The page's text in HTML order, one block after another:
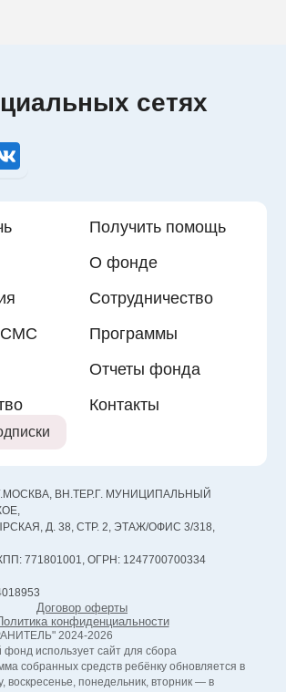
сетях
Получить помощь
О фонде
Сотрудничество
СМС
Программы
Отчеты фонда
Контакты
ВН.ТЕР.Г. МУНИЦИПАЛЬНЫЙ
Д. 38, СТР. 2, ЭТАЖ/ОФИС 3/318,
771801001, ОГРН: 1247700700334
Договор оферты
конфиденциальности
2024-2026
фонд использует сайт для сбора
собранных средств ребёнку обновляется в
воскресенье, понедельник, вторник — в